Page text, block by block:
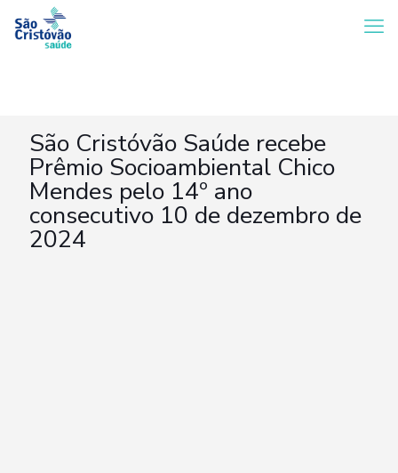
São Cristóvão Saúde recebe
Prêmio Socioambiental Chico
Mendes pelo 14º ano
consecutivo 10 de dezembro de
2024